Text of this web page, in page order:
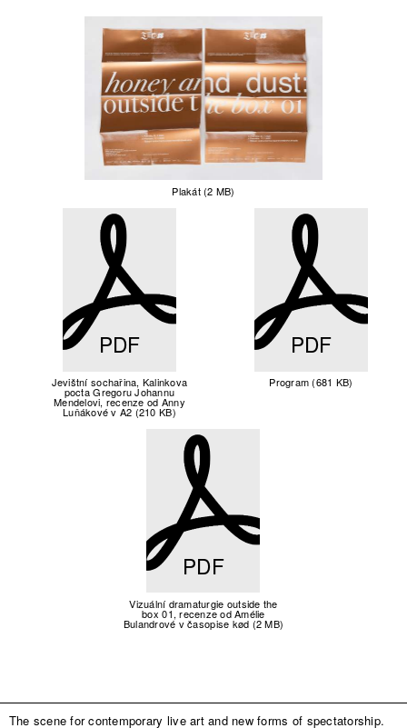
Plakát (2 MB)
PDF
Jevištní sochařina, Kalinkova
pocta Gregoru Johannu
Mendelovi, recenze od Anny
Luňákové v A2 (210 KB)
PDF
Program (681 KB)
PDF
Vizuální dramaturgie outside the
box 01, recenze od Amélie
Bulandrové v časopise kød (2 MB)
The scene for contemporary live art and new forms of spectatorship.